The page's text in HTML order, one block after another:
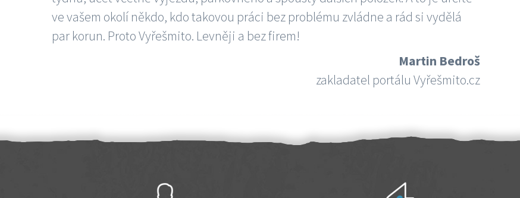
ve vašem okolí někdo, kdo takovou práci bez problému zvládne a rád si vydělá
par korun. Proto Vyřešmito. Levněji a bez firem!
Martin Bedroš
zakladatel portálu Vyřešmito.cz